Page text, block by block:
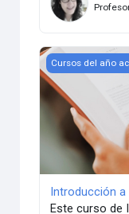
Introducción a
Cursos del año
Introducción a
Este curso de